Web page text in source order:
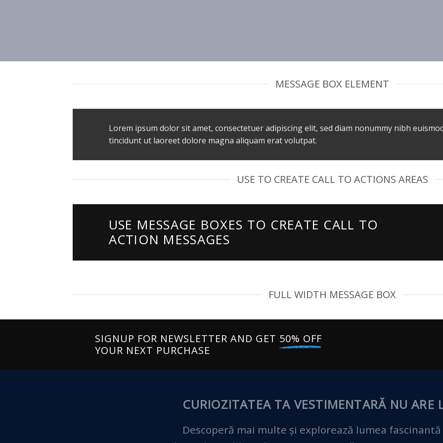
MESSAGE BOX ELEMENT
Lorem ipsum dolor sit amet, consectetuer adipiscing elit, sed diam nonummy nibh
tincidunt ut laoreet dolore magna aliquam erat volutpat.
USE TO CREATE CALL TO ACTIONS AREAS
USE MESSAGE BOXES TO CREATE CALL TO
ACTION MESSAGES
FULL WIDTH MESSAGE BOX
SIGNUP FOR NEWSLETTER AND GET 50% OFF
YOUR NEXT PURCHASE
CURIOZITATEA TA VESTIMENTARĂ NU ARE
Descoperă mai multe și explorează lumea fascinantă